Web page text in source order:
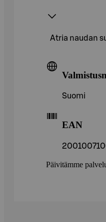
Atria naudan
Suomi
EAN
Päivitämme